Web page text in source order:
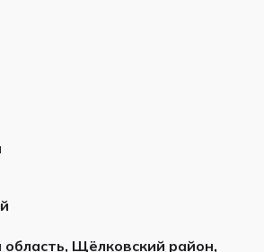
область, Щёлковский район,